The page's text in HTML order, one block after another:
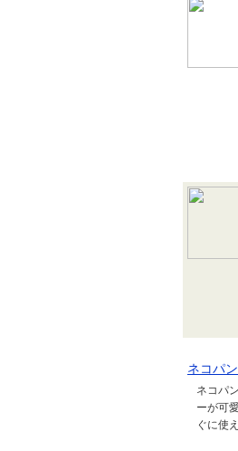
ネコパ
ネコパ
ーが可
ぐに使